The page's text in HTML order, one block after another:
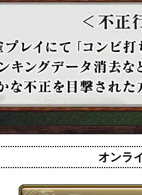
オンラ